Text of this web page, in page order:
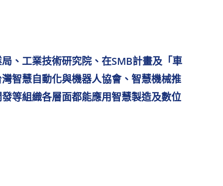
、工業技術研究院、在SMB計畫及「車
智慧自動化與機器人協會、智慧機械推
等組織各層面都能應用智慧製造及數位